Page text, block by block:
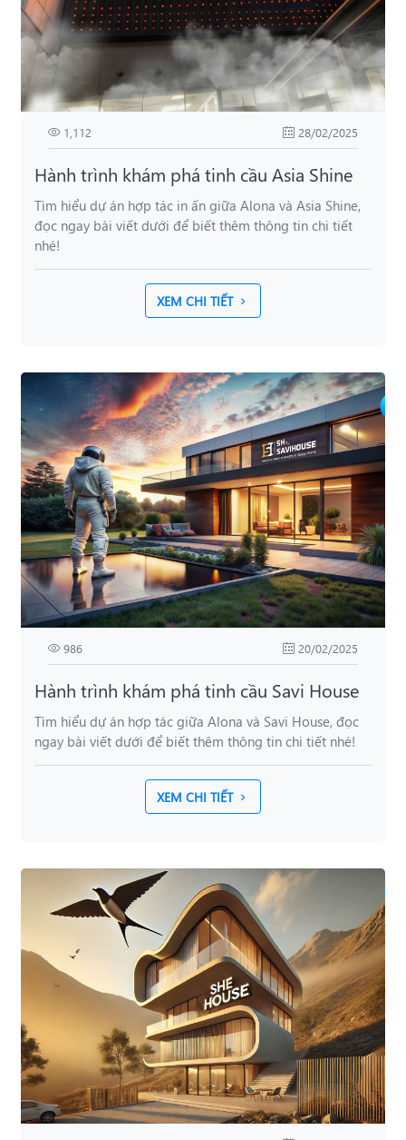
1,112 28/02/2025
Hành trình khám phá tinh cầu Asia Shine
Tìm hiểu dự án hợp tác in ấn giữa Alona và Asia Shine,
đọc ngay bài viết dưới để biết thêm thông tin chi tiết
nhé!
XEM CHI TIẾT
986 20/02/2025
Hành trình khám phá tinh cầu Savi House
Tìm hiểu dự án hợp tác giữa Alona và Savi House, đọc
ngay bài viết dưới để biết thêm thông tin chi tiết nhé!
XEM CHI TIẾT